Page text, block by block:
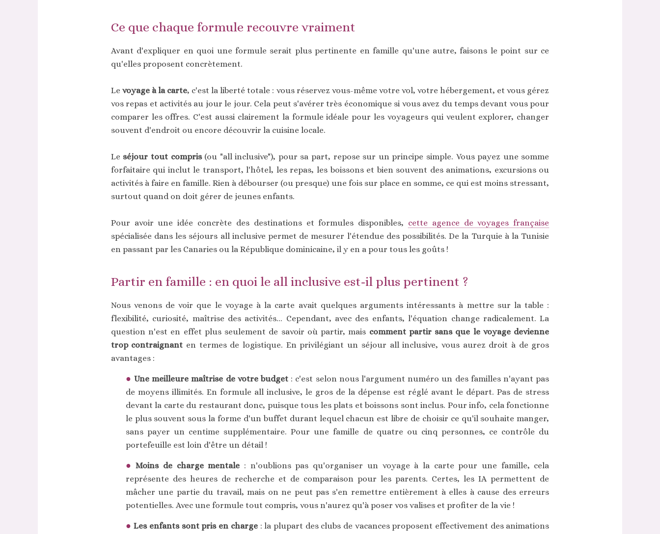
Ce que chaque formule recouvre vraiment
Avant d'expliquer en quoi une formule serait plus pertinente en famille qu'une autre, faisons le point sur ce
qu'elles proposent concrètement.
Le voyage à la carte, c'est la liberté totale : vous réservez vous-même votre vol, votre hébergement, et vous gérez
vos repas et activités au jour le jour. Cela peut s'avérer très économique si vous avez du temps devant vous pour
comparer les offres. C'est aussi clairement la formule idéale pour les voyageurs qui veulent explorer, changer
souvent d'endroit ou encore découvrir la cuisine locale.
Le séjour tout compris(ou "all inclusive"), pour sa part, repose sur un principe simple. Vous payez une somme
forfaitaire qui inclut le transport, l'hôtel, les repas, les boissons et bien souvent des animations, excursions ou
activités à faire en famille. Rien à débourser (ou presque) une fois sur place en somme, ce qui est moins stressant,
surtout quand on doit gérer de jeunes enfants.
Pour avoir une idée concrète des destinations et formules disponibles, cette agence de voyages française
spécialisée dans les séjours all inclusive permet de mesurer l'étendue des possibilités. De la Turquie à la Tunisie
en passant par les Canaries ou la République dominicaine, il y en a pour tous les goûts !
Partir en famille : en quoi le all inclusive est-il plus pertinent ?
Nous venons de voir que le voyage à la carte avait quelques arguments intéressants à mettre sur la table :
flexibilité, curiosité, maîtrise des activités... Cependant, avec des enfants, l'équation change radicalement. La
question n'est en effet plus seulement de savoir où partir, mais comment partir sans que le voyage devienne
trop contraignant en termes de logistique. En privilégiant un séjour all inclusive, vous aurez droit à de gros
avantages :
Une meilleure maîtrise de votre budget : c'est selon nous l'argument numéro un des familles n'ayant pas
de moyens illimités. En formule all inclusive, le gros de la dépense est réglé avant le départ. Pas de stress
devant la carte du restaurant donc, puisque tous les plats et boissons sont inclus. Pour info, cela fonctionne
le plus souvent sous la forme d'un buffet durant lequel chacun est libre de choisir ce qu'il souhaite manger,
sans payer un centime supplémentaire. Pour une famille de quatre ou cinq personnes, ce contrôle du
portefeuille est loin d'être un détail !
Moins de charge mentale : n'oublions pas qu'organiser un voyage à la carte pour une famille, cela
représente des heures de recherche et de comparaison pour les parents. Certes, les IA permettent de
mâcher une partie du travail, mais on ne peut pas s'en remettre entièrement à elles à cause des erreurs
potentielles. Avec une formule tout compris, vous n'aurez qu'à poser vos valises et profiter de la vie !
Les enfants sont pris en charge: la plupart des clubs de vacances proposent effectivement des animations